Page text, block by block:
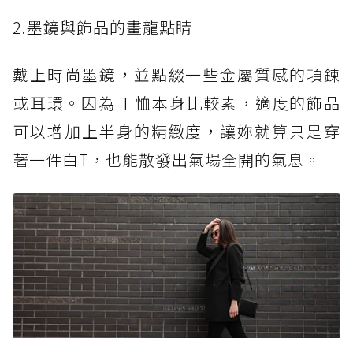
2.墨鏡與飾品的畫龍點睛
戴上時尚墨鏡，並點綴一些金屬質感的項鍊
或耳環。因為 T 恤本身比較素，適度的飾品
可以增加上半身的精緻度，讓妳就算只是穿
著一件白T，也能散發出氣場全開的氣息。